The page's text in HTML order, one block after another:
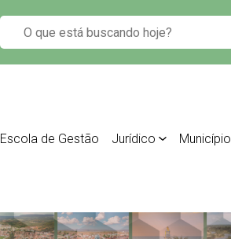
Escola de Gestão Jurídico